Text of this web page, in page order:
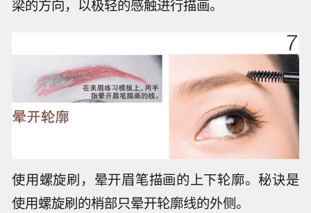
梁的方向，以极轻的感触进行描画。
使用螺旋刷，晕开眉笔描画的上下轮廓。秘诀是
使用螺旋刷的梢部只晕开轮廓线的外侧。